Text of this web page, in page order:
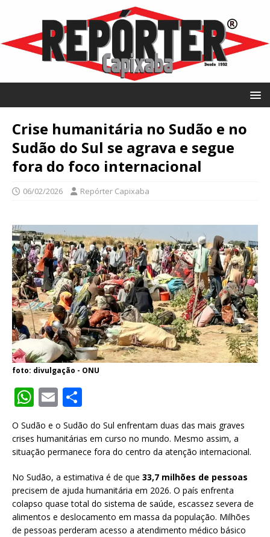
Crise humanitária no Sudão e no
Sudão do Sul se agrava e segue
fora do foco internacional
06/02/2026 Repórter Capixaba
foto: divulgação - ONU
W
h
at
s
A
p
p
E
m
ai
l
h
ar
e
O Sudão e o Sudão do Sul enfrentam duas das mais graves
crises humanitárias em curso no mundo. Mesmo assim, a
situação permanece fora do centro da atenção internacional.
No Sudão, a estimativa é de que 33,7 milhões de pessoas
precisem de ajuda humanitária em 2026. O país enfrenta
colapso quase total do sistema de saúde, escassez severa de
alimentos e deslocamento em massa da população. Milhões
de pessoas perderam acesso a atendimento médico básico